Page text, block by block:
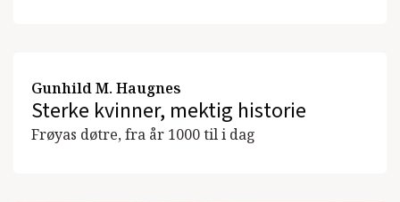
Gunhild M. Haugnes
Sterke kvinner, mektig historie
Frøyas døtre, fra år 1000 til i dag